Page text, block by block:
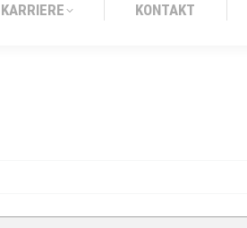
KARRIERE KONTAKT